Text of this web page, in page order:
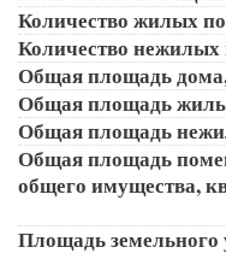
Количество жилых
Количество
Общая площадь
Общая площадь
Общая площадь
Общая площадь
общего имущества,
Площадь земельного